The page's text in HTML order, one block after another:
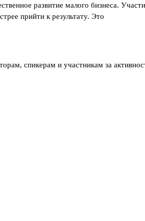
развитие малого бизнеса.
прийти к результату. Это
спикерам и участникам за